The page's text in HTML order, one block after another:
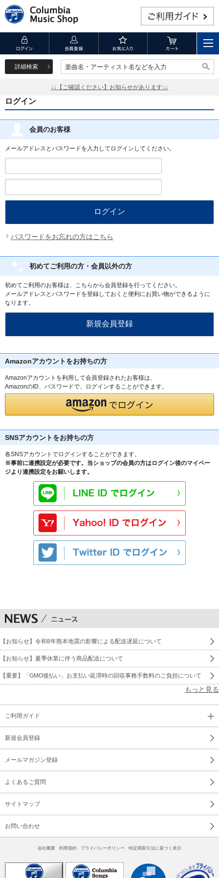
詳細検索 楽曲名・アーティスト名などを入力
楽曲名・アーティスト名などを入力
↓↓【ご確認ください】お知らせがあります↓↓
ログイン
会員のお客様
メールアドレスとパスワードを入力してログインしてください。
パスワードをお忘れの方はこちら
初めてご利用の方・会員以外の方
初めてご利用のお客様は、こちらから会員登録を行ってください。
メールアドレスとパスワードを登録しておくと便利にお買い物ができるように
なります。
Amazonアカウントをお持ちの方
Amazonアカウントを利用して会員登録されたお客様は、
AmazonのID、パスワードで、ログインすることができます。
SNSアカウントをお持ちの方
各SNSアカウントでログインすることができます。
※事前に連携設定が必要です。当ショップの会員の方はログイン後のマイペー
ジより連携設定をお願いします。
【お知らせ】令和8年熊本地震の影響による配送遅延について
【お知らせ】夏季休業に伴う商品配送について
【重要】「GMO後払い」お支払い延滞時の回収事務手数料のご負担について
もっと見る
ご利用ガイド
新規会員登録
メールマガジン登録
よくあるご質問
サイトマップ
お問い合わせ
会社概要 利用規約 プライバシーポリシー 特定商取引法に基づく表示